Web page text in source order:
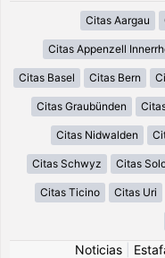
Citas Aargau
Citas Appenzell
Citas Basel Citas Bern
Citas Graubünden
Citas Nidwalden
Citas Schwyz Citas
Citas Ticino Citas Uri
Noticias